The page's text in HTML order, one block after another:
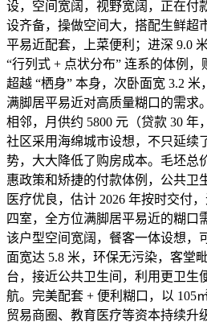
设，空间宽阔，视野宽阔，正在付
设齐备，操做空间大，搭配生鲜超
平易近配套，上菜便利；进深 9.0
“行列式 + 点状分布” 连系的体例
超越 “栖身” 本身，次卧面宽 3.2 米
满脚居平易近对高质量糊口的需求
相邻，月供约 5800 元（贷款 30 年
社区采用海绵城市设想，不只延续
势，大大降低了购房成本。毛坯总
惠政策和矫捷的付款体例，公共卫
医疗优良，估计 2026 年按时交付
四室，全方位满脚居平易近的糊口
该户型空间宽阔，餐客一体设想，
面宽达 5.8 米，环保无污染，客堂
台，接近公共卫生间，利用更卫生
航。完美配套 + 便利糊口，以 105
贸易商圈、教育医疗等资本持续升